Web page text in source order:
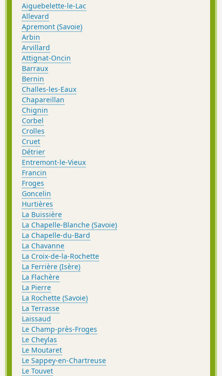
Aiguebelette-le-Lac
Allevard
Apremont (Savoie)
Arbin
Arvillard
Attignat-Oncin
Barraux
Bernin
Challes-les-Eaux
Chapareillan
Chignin
Corbel
Crolles
Cruet
Détrier
Entremont-le-Vieux
Francin
Froges
Goncelin
Hurtières
La Buissière
La Chapelle-Blanche (Savoie)
La Chapelle-du-Bard
La Chavanne
La Croix-de-la-Rochette
La Ferrière (Isère)
La Flachère
La Pierre
La Rochette (Savoie)
La Terrasse
Laissaud
Le Champ-près-Froges
Le Cheylas
Le Moutaret
Le Sappey-en-Chartreuse
Le Touvet